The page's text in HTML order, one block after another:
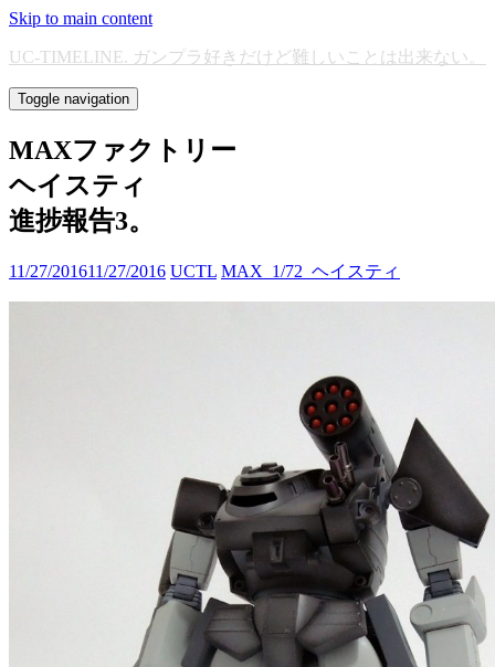
Skip to main content
UC-TIMELINE. ガンプラ好きだけど難しいことは出来ない。
Toggle navigation
MAXファクトリー
ヘイスティ
進捗報告3。
11/27/201611/27/2016 UCTL MAX_1/72_ヘイスティ